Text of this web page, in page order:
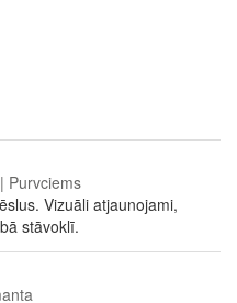
Purvciems
Vizuāli atjaunojami,
stāvoklī.